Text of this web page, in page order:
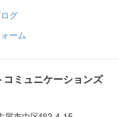
グ
ーム
ミュニケーションズ